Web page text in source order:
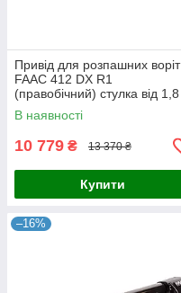
Привід для розпашних воріт
FAAC 412 DX R1
(правобічний) стулка від 1,8
м. - без кожуха до 3 м
В наявності
10 779 ₴ 13 370 ₴
Купити
–16%